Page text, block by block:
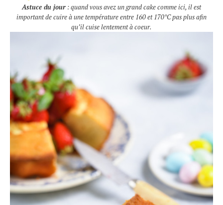
Astuce du jour : quand vous avez un grand cake comme ici, il est
important de cuire à une température entre 160 et 170°C pas plus afin
qu’il cuise lentement à coeur.